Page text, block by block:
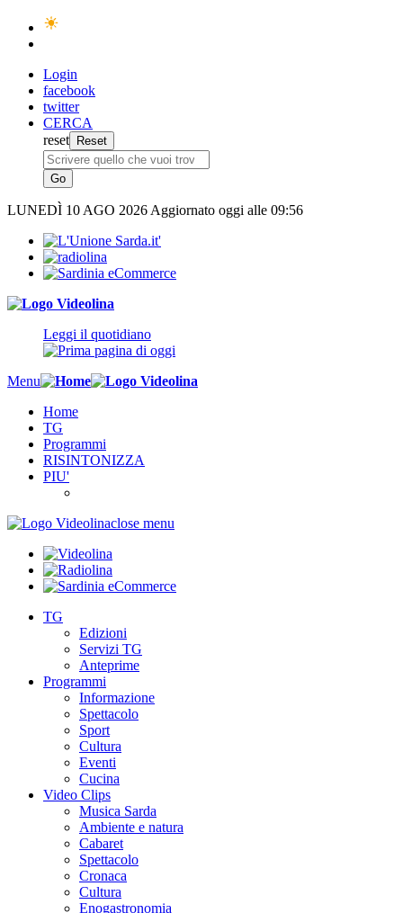
Login
facebook
twitter
CERCA
reset
LUNEDÌ 10 AGO 2026 Aggiornato oggi alle 09:56
Leggi il quotidiano
Menu
Home
TG
Programmi
RISINTONIZZA
PIU'
close menu
TG
Edizioni
Servizi TG
Anteprime
Programmi
Informazione
Spettacolo
Sport
Cultura
Eventi
Cucina
Video Clips
Musica Sarda
Ambiente e natura
Cabaret
Spettacolo
Cronaca
Cultura
Enogastronomia